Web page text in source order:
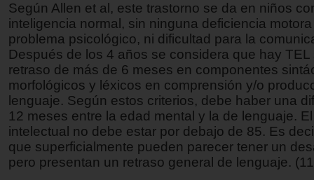
Según Allen et al, este trastorno se da en niños
inteligencia normal, sin ninguna deficiencia
problema psicológico, ni dificultad para la
Después de los 4 años se considera que hay TEL
retraso de más de 6 meses en componentes
morfológicos y léxicos en comprensión y/o
lenguaje. Según estos criterios, debe haber una
12 meses entre la edad mental y la de lenguaje.
intelectual no debe estar por debajo de 85. Es
que superficialmente pueden parecer tener un
pero presentan un retraso general de lenguaje.